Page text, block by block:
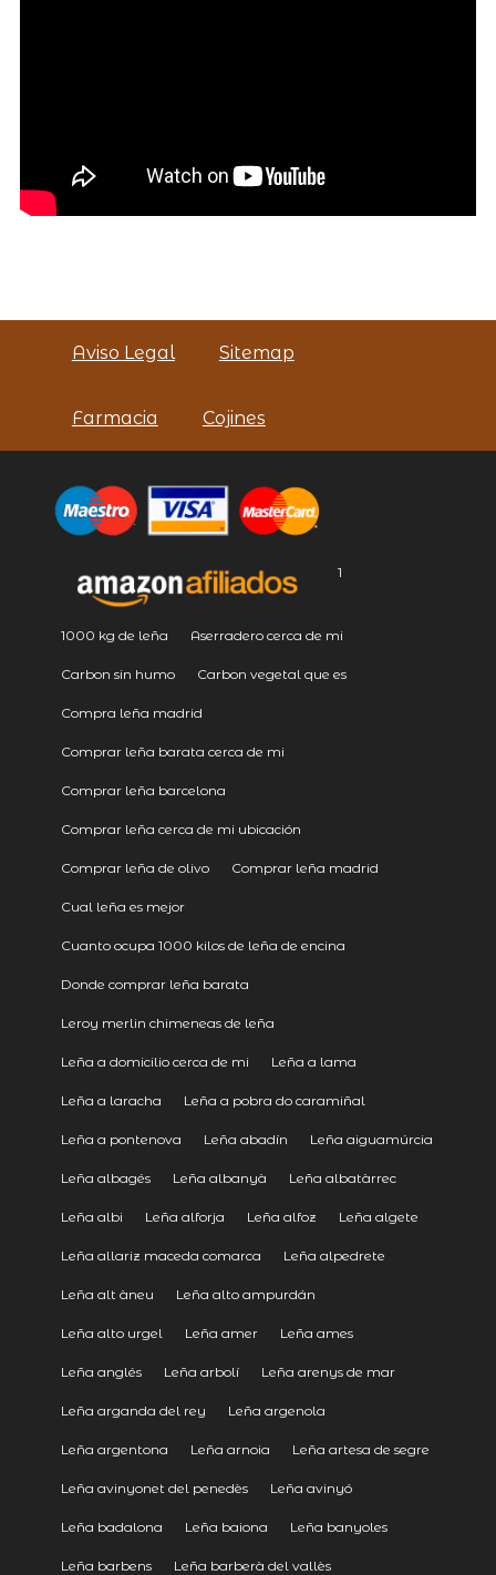
Aviso Legal Sitemap
Farmacia Cojines
1
1000 kg de leña Aserradero cerca de mi
Carbon sin humo Carbon vegetal que es
Compra leña madrid
Comprar leña barata cerca de mi
Comprar leña barcelona
Comprar leña cerca de mi ubicación
Comprar leña de olivo Comprar leña madrid
Cual leña es mejor
Cuanto ocupa 1000 kilos de leña de encina
Donde comprar leña barata
Leroy merlin chimeneas de leña
Leña a domicilio cerca de mi Leña a lama
Leña a laracha Leña a pobra do caramiñal
Leña a pontenova Leña abadín Leña aiguamúrcia
Leña albagés Leña albanyà Leña albatàrrec
Leña albi Leña alforja Leña alfoz Leña algete
Leña allariz maceda comarca Leña alpedrete
Leña alt àneu Leña alto ampurdán
Leña alto urgel Leña amer Leña ames
Leña anglés Leña arbolí Leña arenys de mar
Leña arganda del rey Leña argenola
Leña argentona Leña arnoia Leña artesa de segre
Leña avinyonet del penedès Leña avinyó
Leña badalona Leña baiona Leña banyoles
Leña barbens Leña barberà del vallès